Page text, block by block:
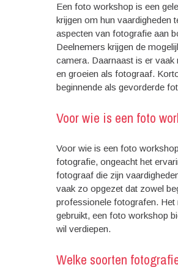
Een foto workshop is een
krijgen om hun vaardigheden
aspecten van fotografie aan
Deelnemers krijgen de
camera. Daarnaast is er vaak
en groeien als fotograaf.
beginnende als gevorderde
Voor wie is een foto
Voor wie is een foto
fotografie, ongeacht het
fotograaf die zijn
vaak zo opgezet dat zowel
professionele fotografen.
gebruikt, een foto workshop
wil verdiepen.
Welke soorten